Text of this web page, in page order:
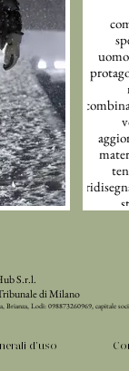
d'uso
S.r.l.
di Milano
Brianza, Lodi: 098873260969, capitale